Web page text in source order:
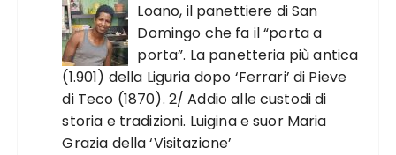
Loano, il panettiere di San
Domingo che fa il “porta a
porta”. La panetteria più antica
(1.901) della Liguria dopo ‘Ferrari’ di Pieve
di Teco (1870). 2/ Addio alle custodi di
storia e tradizioni. Luigina e suor Maria
Grazia della ‘Visitazione’